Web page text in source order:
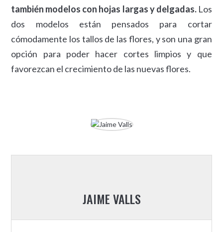
también modelos con hojas largas y delgadas.Los
dos modelos están pensados para cortar
cómodamente los tallos de las flores, y son una gran
opción para poder hacer cortes limpios y que
favorezcan el crecimiento de las nuevas flores.
JAIME VALLS